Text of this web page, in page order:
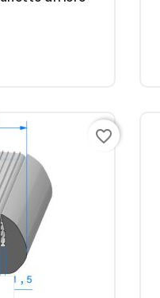
favorite_border